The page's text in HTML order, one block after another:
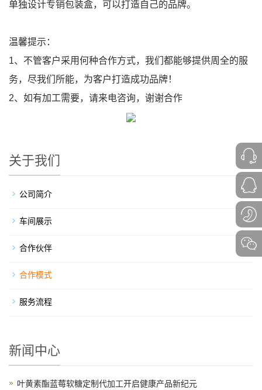
单独设计专销包装盒，可以打造自己的品牌。
温馨提示：
1、不管客户采用何种合作方式，我们都能够提供周全的服
务，尽我们所能，为客户打造成功品牌！
2、如有加工需要，请来电咨询，谢谢合作
关于我们
公司简介
车间展示
合作伙伴
合作模式
服务流程
新闻中心
叶黄素酯蓝莓软糖定制代加工开启健康产品新纪元